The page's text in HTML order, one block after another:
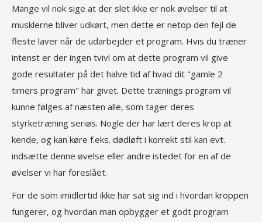
Mange vil nok sige at der slet ikke er nok øvelser til at
musklerne bliver udkørt, men dette er netop den fejl de
fleste laver når de udarbejder et program. Hvis du træner
intenst er der ingen tvivl om at dette program vil give
gode resultater på det halve tid af hvad dit "gamle 2
timers program" har givet. Dette trænings program vil
kunne følges af næsten alle, som tager deres
styrketræning seriøs. Nogle der har lært deres krop at
kende, og kan køre f.eks. dødløft i korrekt stil kan evt.
indsætte denne øvelse eller andre istedet for en af de
øvelser vi har foreslået.
For de som imidlertid ikke har sat sig ind i hvordan kroppen
fungerer, og hvordan man opbygger et godt program